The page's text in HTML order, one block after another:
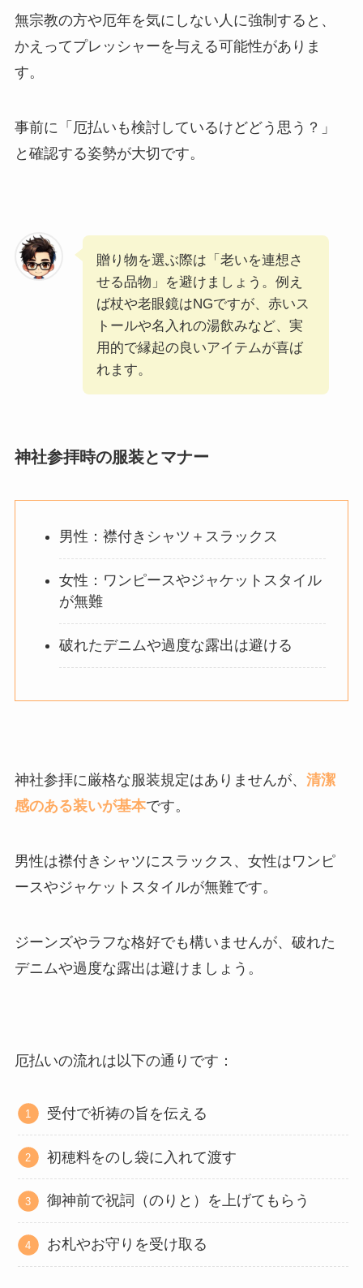
無宗教の方や厄年を気にしない人に強制すると、
かえってプレッシャーを与える可能性がありま
す。
事前に「厄払いも検討しているけどどう思う？」
と確認する姿勢が大切です。
贈り物を選ぶ際は「老いを連想さ
せる品物」を避けましょう。例え
ば杖や老眼鏡はNGですが、赤いス
トールや名入れの湯飲みなど、実
用的で縁起の良いアイテムが喜ば
れます。
神社参拝時の服装とマナー
男性：襟付きシャツ＋スラックス
女性：ワンピースやジャケットスタイル
が無難
破れたデニムや過度な露出は避ける
神社参拝に厳格な服装規定はありませんが、 清潔
感のある装いが基本です。
男性は襟付きシャツにスラックス、女性はワンピ
ースやジャケットスタイルが無難です。
ジーンズやラフな格好でも構いませんが、破れた
デニムや過度な露出は避けましょう。
厄払いの流れは以下の通りです：
受付で祈祷の旨を伝える
初穂料をのし袋に入れて渡す
御神前で祝詞（のりと）を上げてもらう
お札やお守りを受け取る